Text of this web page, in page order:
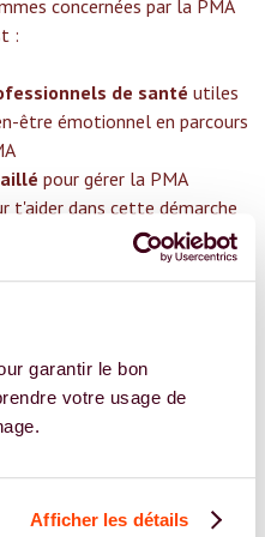
garantir le bon
votre usage de
Afficher les détails
concernées par la PMA
:‍
de santé utiles
être émotionnel en parcours
pour gérer la PMA
t'aider dans cette démarche
tu dois savoir surla PMA
accompagnées !